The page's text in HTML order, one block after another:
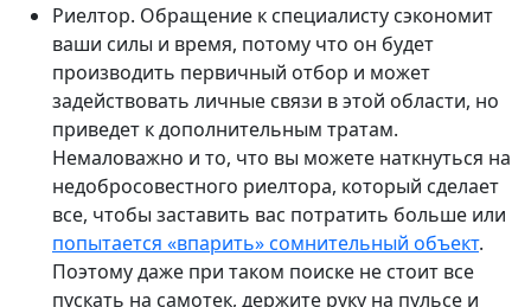
Риелтор. Обращение к специалисту сэкономит
ваши силы и время, потому что он будет
производить первичный отбор и может
задействовать личные связи в этой области, но
приведет к дополнительным тратам.
Немаловажно и то, что вы можете наткнуться на
недобросовестного риелтора, который сделает
все, чтобы заставить вас потратить больше или
попытается «впарить» сомнительный объект.
Поэтому даже при таком поиске не стоит все
пускать на самотек, держите руку на пульсе и